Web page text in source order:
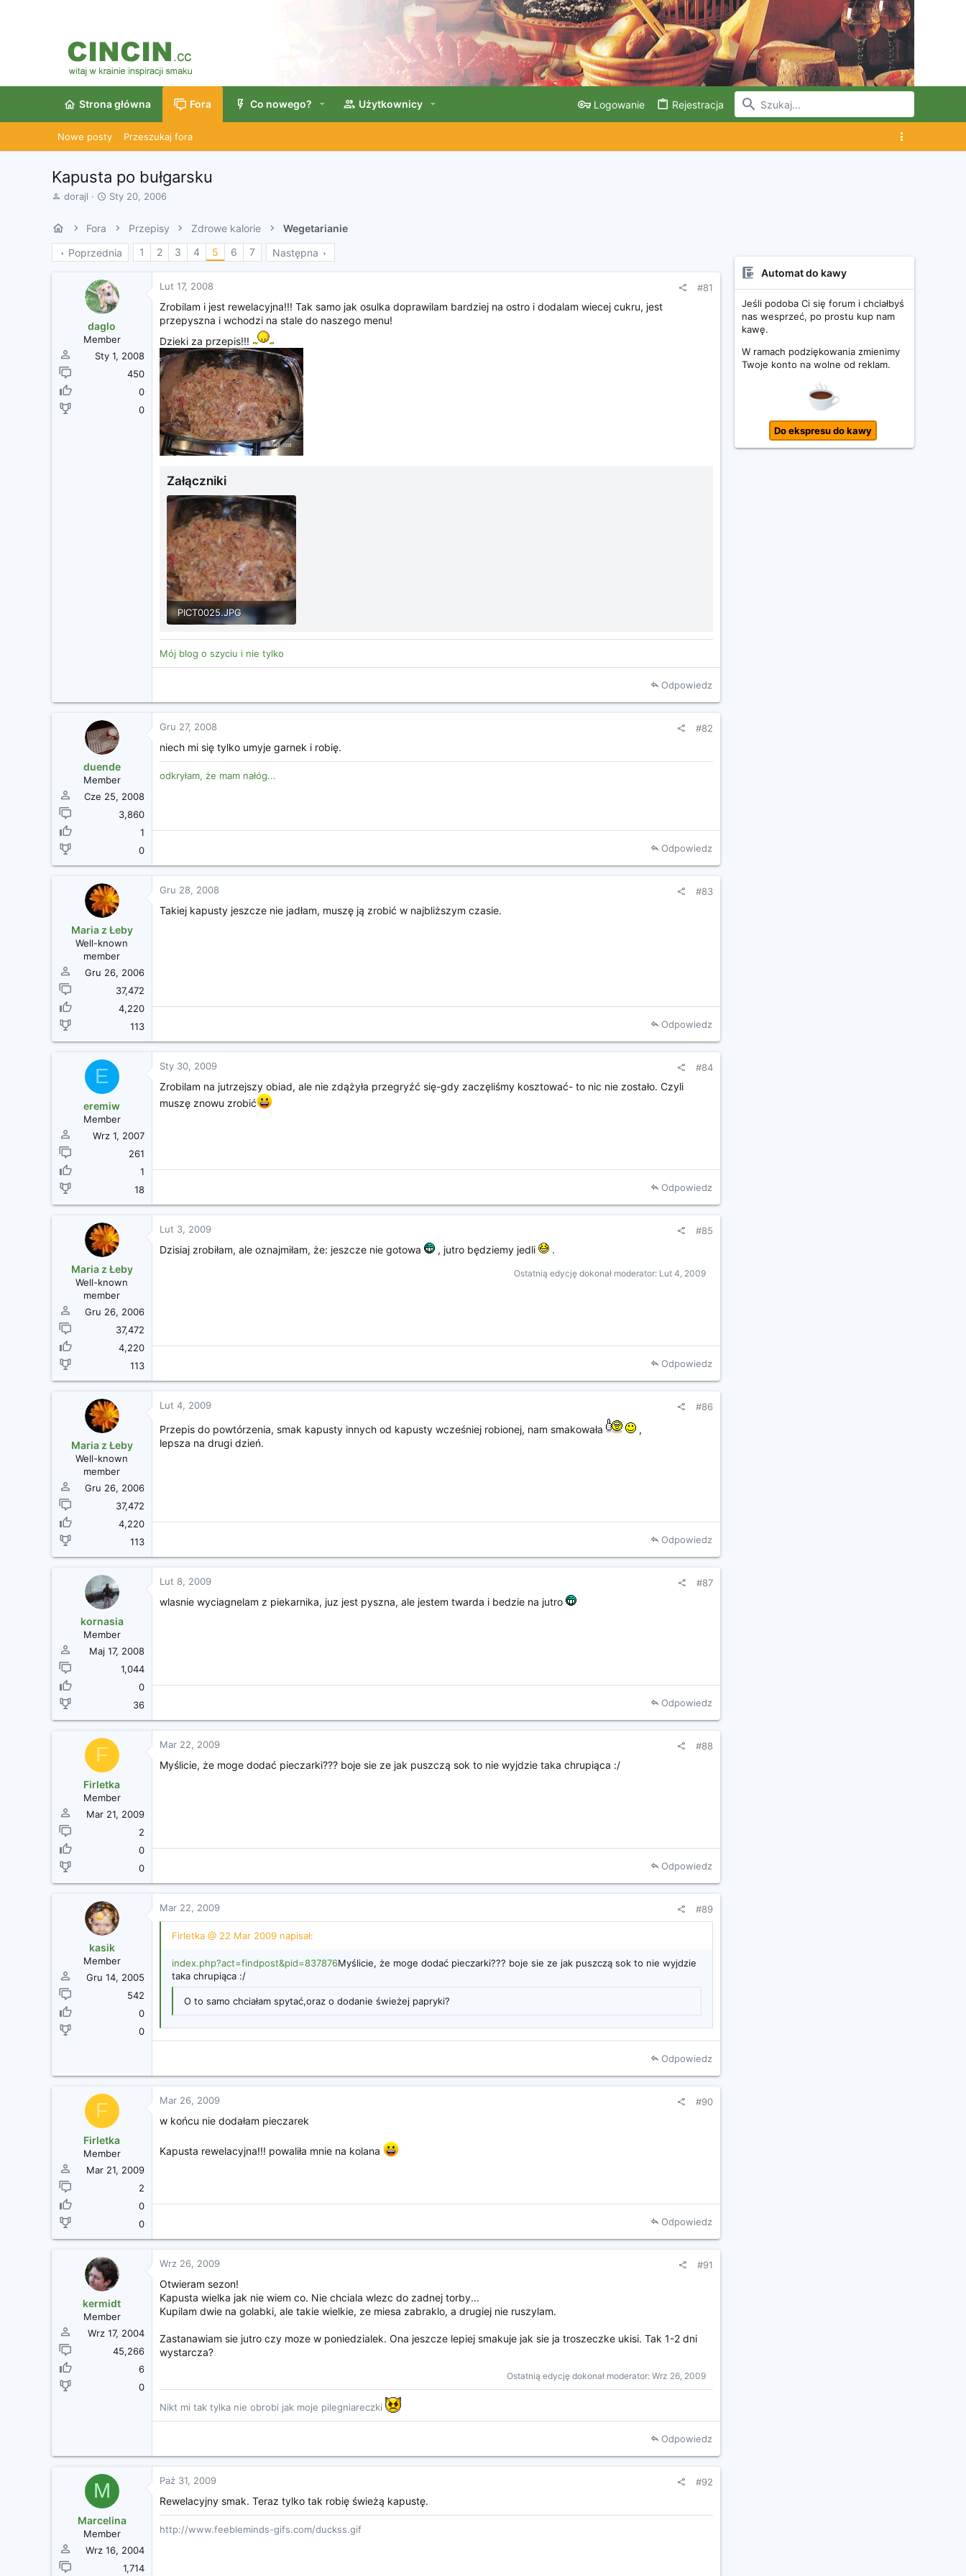
Strona główna Fora Co nowego? Użytkownicy Logowanie Rejestracja
Nowe posty Przeszukaj fora
Kapusta po bułgarsku
A
r
w
dorajl
D
r
o
p
o
c
z
ę
c
Sty 20, 2006
Fora Przepisy Zdrowe kalorie
Wegetarianie
Poprzednia
1 2 3 4 5 6 7 Następna
daglo
Member
Sty 1, 2008
450
0
0
Lut 17, 2008 #81
Zrobilam i jest rewelacyjna!!! Tak samo jak osulka doprawilam bardziej na ostro i dodalam wiecej cukru, jest
przepyszna i wchodzi na stale do naszego menu!
Dzieki za przepis!!!
Załączniki
PICT0025.JPG
Mój blog o szyciu i nie tylko
Odpowiedz
duende
Member
Cze 25, 2008
3,860
1
0
Gru 27, 2008 #82
niech mi się tylko umyje garnek i robię.
odkryłam, że mam nałóg...
Odpowiedz
Maria z Łeby
Well-known
member
Gru 26, 2006
37,472
4,220
113
Gru 28, 2008 #83
Takiej kapusty jeszcze nie jadłam, muszę ją zrobić w najbliższym czasie.
Odpowiedz
E
eremiw
Member
Wrz 1, 2007
261
1
18
Sty 30, 2009 #84
Zrobilam na jutrzejszy obiad, ale nie zdążyła przegryźć się-gdy zaczęliśmy kosztować- to nic nie zostało. Czyli
muszę znowu zrobić
Odpowiedz
Maria z Łeby
Well-known
member
Gru 26, 2006
37,472
4,220
113
Lut 3, 2009 #85
Dzisiaj zrobiłam, ale oznajmiłam, że: jeszcze nie gotowa , jutro będziemy jedli .
Ostatnią edycję dokonał moderator: Lut 4, 2009
Odpowiedz
Maria z Łeby
Well-known
member
Gru 26, 2006
37,472
4,220
113
Lut 4, 2009 #86
Przepis do powtórzenia, smak kapusty innych od kapusty wcześniej robionej, nam smakowała
,
lepsza na drugi dzień.
Odpowiedz
kornasia
Member
Maj 17, 2008
1,044
0
36
Lut 8, 2009 #87
wlasnie wyciagnelam z piekarnika, juz jest pyszna, ale jestem twarda i bedzie na jutro
Odpowiedz
F
Firletka
Member
Mar 21, 2009
2
0
0
Mar 22, 2009 #88
Myślicie, że moge dodać pieczarki??? boje sie ze jak puszczą sok to nie wyjdzie taka chrupiąca :/
Odpowiedz
kasik
Member
Gru 14, 2005
542
0
0
Mar 22, 2009 #89
Firletka @ 22 Mar 2009 napisał:
index.php?act=findpost&pid=837876Myślicie, że moge dodać pieczarki??? boje sie ze jak puszczą sok to nie wyjdzie
taka chrupiąca :/
O to samo chciałam spytać,oraz o dodanie świeżej papryki?
Odpowiedz
F
Firletka
Member
Mar 21, 2009
2
0
0
Mar 26, 2009 #90
w końcu nie dodałam pieczarek
Kapusta rewelacyjna!!! powaliła mnie na kolana
Odpowiedz
kermidt
Member
Wrz 17, 2004
45,266
6
0
Wrz 26, 2009 #91
Otwieram sezon!
Kapusta wielka jak nie wiem co. Nie chciala wlezc do zadnej torby...
Kupilam dwie na golabki, ale takie wielkie, ze miesa zabraklo, a drugiej nie ruszylam.
Zastanawiam sie jutro czy moze w poniedzialek. Ona jeszcze lepiej smakuje jak sie ja troszeczke ukisi. Tak 1-2 dni
wystarcza?
Ostatnią edycję dokonał moderator: Wrz 26, 2009
Nikt mi tak tylka nie obrobi jak moje pilegniareczki
Odpowiedz
M
Marcelina
Member
Wrz 16, 2004
1,714
Paź 31, 2009 #92
Rewelacyjny smak. Teraz tylko tak robię świeżą kapustę.
http://www.feebleminds-gifs.com/duckss.gif
Automat do kawy
Jeśli podoba Ci się forum i chciałbyś
nas wesprzeć, po prostu kup nam
kawę.
W ramach podziękowania zmienimy
Twoje konto na wolne od reklam.
Do ekspresu do kawy